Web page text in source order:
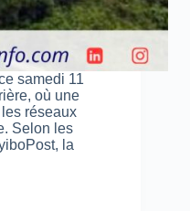
samedi 11
où une
réseaux
Selon les
la